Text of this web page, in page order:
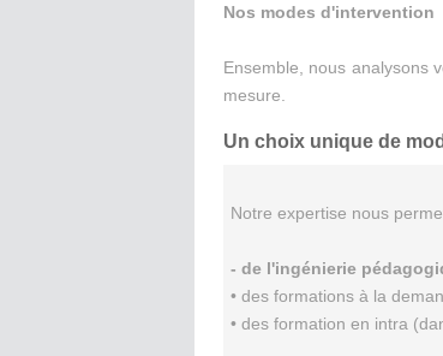
Nos modes d'intervention
Ensemble, nous analysons
mesure
Un choix unique de
Notre expertise nous
- de l'ingénierie
• des formations à la
• des formation en intra